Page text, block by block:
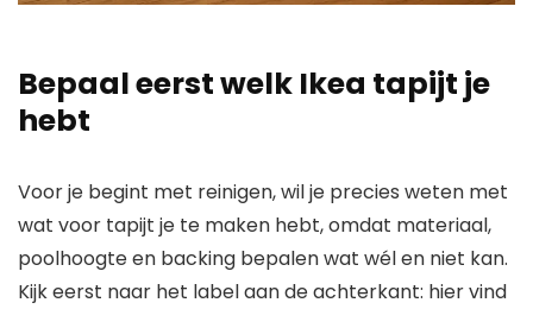
Bepaal eerst welk Ikea tapijt je
hebt
Voor je begint met reinigen, wil je precies weten met
wat voor tapijt je te maken hebt, omdat materiaal,
poolhoogte en backing bepalen wat wél en niet kan.
Kijk eerst naar het label aan de achterkant: hier vind